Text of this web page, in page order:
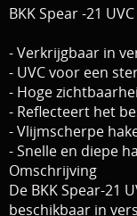
cadeau bon
2e hands 2e
BKK Spear -21
- Verkrijgbaar in
- UVC voor een
- Hoge
- Reflecteert het
- Vlijmscherpe
- Snelle en diepe
Omschrijving
De BKK Spear-21
beschikbaar in